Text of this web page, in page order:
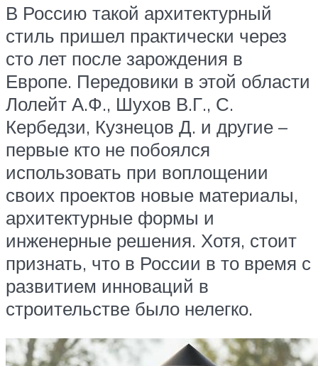
В Россию такой архитектурный
стиль пришел практически через
сто лет после зарождения в
Европе. Передовики в этой области
Лолейт А.Ф., Шухов В.Г., С.
Кербедзи, Кузнецов Д. и другие –
первые кто не побоялся
использовать при воплощении
своих проектов новые материалы,
архитектурные формы и
инженерные решения. Хотя, стоит
признать, что в России в то время с
развитием инноваций в
строительстве было нелегко.